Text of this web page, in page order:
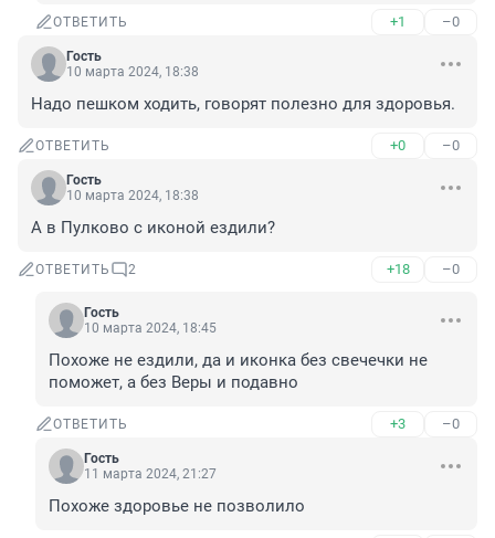
ОТВЕТИТЬ +1 –0
Гость
10 марта 2024, 18:38
Надо пешком ходить, говорят полезно для здоровья.
ОТВЕТИТЬ +0 –0
Гость
10 марта 2024, 18:38
А в Пулково с иконой ездили?
ОТВЕТИТЬ 2 +18 –0
Гость
10 марта 2024, 18:45
Похоже не ездили, да и иконка без свечечки не
поможет, а без Веры и подавно
ОТВЕТИТЬ +3 –0
Гость
11 марта 2024, 21:27
Похоже здоровье не позволило